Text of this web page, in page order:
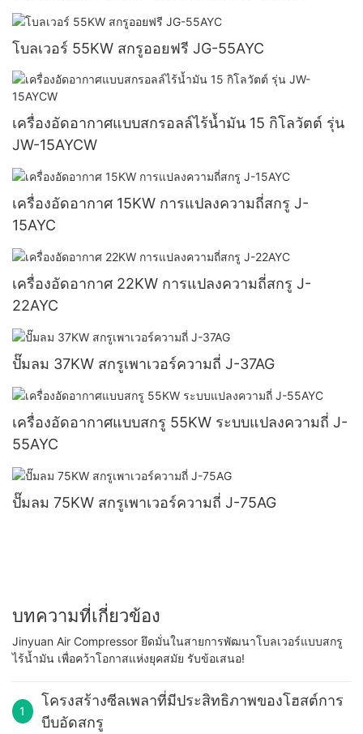
โบลเวอร์ 55KW สกรูออยฟรี JG-55AYC
เครื่องอัดอากาศแบบสกรอลล์ไร้น้ำมัน 15 กิโลวัตต์ รุ่น
JW-15AYCW
เครื่องอัดอากาศ 15KW การแปลงความถี่สกรู J-
15AYC
เครื่องอัดอากาศ 22KW การแปลงความถี่สกรู J-
22AYC
ปั๊มลม 37KW สกรูเพาเวอร์ความถี่ J-37AG
เครื่องอัดอากาศแบบสกรู 55KW ระบบแปลงความถี่ J-
55AYC
ปั๊มลม 75KW สกรูเพาเวอร์ความถี่ J-75AG
บทความที่เกี่ยวข้อง
Jinyuan Air Compressor ยึดมั่นในสายการพัฒนาโบลเวอร์แบบสกรู
ไร้น้ำมัน เพื่อคว้าโอกาสแห่งยุคสมัย รับข้อเสนอ!
1
โครงสร้างซีลเพลาที่มีประสิทธิภาพของโฮสต์การ
บีบอัดสกรู